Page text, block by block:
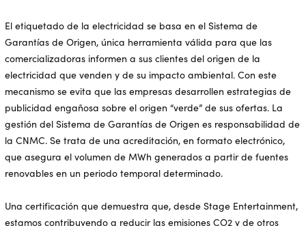
El etiquetado de la electricidad se basa en el Sistema de
Garantías de Origen, única herramienta válida para que las
comercializadoras informen a sus clientes del origen de la
electricidad que venden y de su impacto ambiental. Con este
mecanismo se evita que las empresas desarrollen estrategias de
publicidad engañosa sobre el origen “verde” de sus ofertas. La
gestión del Sistema de Garantías de Origen es responsabilidad de
la CNMC. Se trata de una acreditación, en formato electrónico,
que asegura el volumen de MWh generados a partir de fuentes
renovables en un periodo temporal determinado.
Una certificación que demuestra que, desde Stage Entertainment,
estamos contribuyendo a reducir las emisiones CO2 y de otros